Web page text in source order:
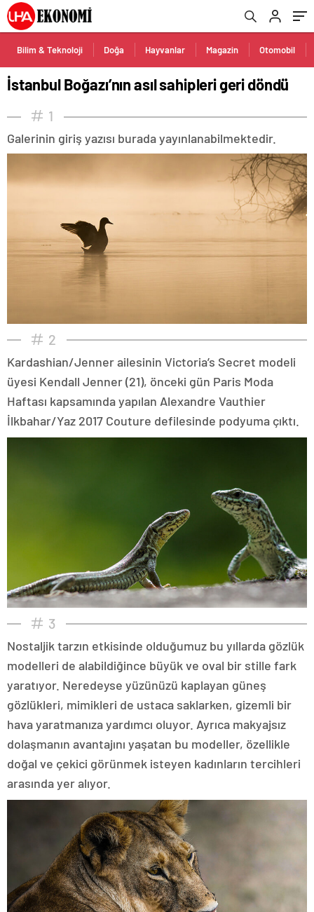
Bilim & Teknoloji Doğa Hayvanlar Magazin Otomobil
İstanbul Boğazı’nın asıl sahipleri geri döndü
1
Galerinin giriş yazısı burada yayınlanabilmektedir.
2
Kardashian/Jenner ailesinin Victoria’s Secret modeli
üyesi Kendall Jenner (21), önceki gün Paris Moda
Haftası kapsamında yapılan Alexandre Vauthier
İlkbahar/Yaz 2017 Couture defilesinde podyuma çıktı.
3
Nostaljik tarzın etkisinde olduğumuz bu yıllarda gözlük
modelleri de alabildiğince büyük ve oval bir stille fark
yaratıyor. Neredeyse yüzünüzü kaplayan güneş
gözlükleri, mimikleri de ustaca saklarken, gizemli bir
hava yaratmanıza yardımcı oluyor. Ayrıca makyajsız
dolaşmanın avantajını yaşatan bu modeller, özellikle
doğal ve çekici görünmek isteyen kadınların tercihleri
arasında yer alıyor.